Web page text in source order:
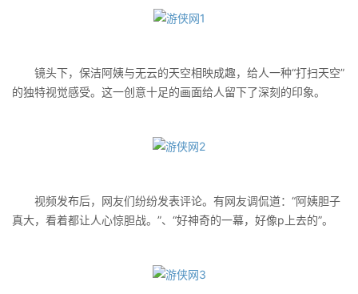
镜头下，保洁阿姨与无云的天空相映成趣，给人一种“打扫天空”
的独特视觉感受。这一创意十足的画面给人留下了深刻的印象。
视频发布后，网友们纷纷发表评论。有网友调侃道：“阿姨胆子
真大，看着都让人心惊胆战。”、“好神奇的一幕，好像p上去的”。